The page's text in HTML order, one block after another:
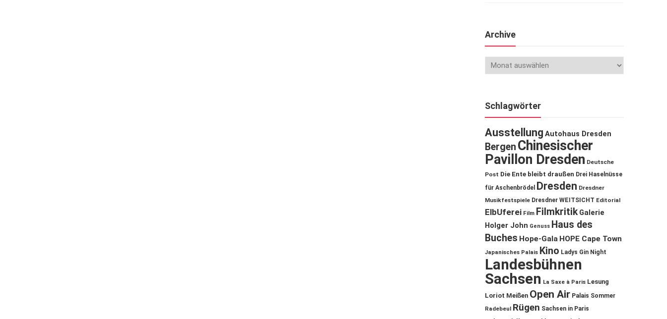
Archive
Schlagwörter
Ausstellung Autohaus Dresden
Bergen Chinesischer
Pavillon Dresden Deutsche
Post Die Ente bleibt draußen Drei Haselnüsse
für Aschenbrödel
Dresden Dresdner
Musikfestspiele Dresdner WEITSICHT Editorial
ElbUferei Film Filmkritik Galerie
Holger John Genuss Haus des
Buches Hope-Gala HOPE Cape Town
Japanisches Palais Kino Ladys Gin Night
Landesbühnen
Sachsen La Saxe à Paris Lesung
Loriot Meißen Open Air Palais Sommer
Radebeul Rügen Sachsen in Paris